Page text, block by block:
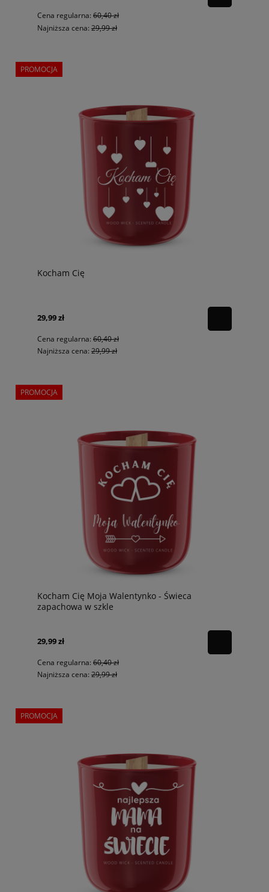
Cena regularna: 60,40 zł
Najniższa cena: 29,99 zł
Kocham Cię
29,99 zł
Cena regularna: 60,40 zł
Najniższa cena: 29,99 zł
PROMOCJA
Kocham Cię Moja Walentynko - Świeca
zapachowa w szkle
29,99 zł
Cena regularna: 60,40 zł
Najniższa cena: 29,99 zł
PROMOCJA
PROMOCJA